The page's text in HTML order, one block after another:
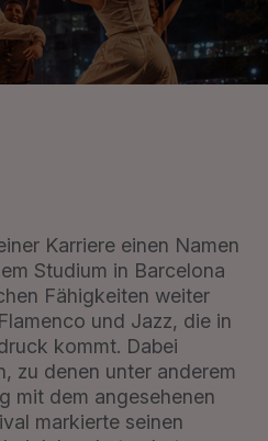
Karriere einen Namen
Studium in Barcelona
Fähigkeiten weiter
und Jazz, die in
kommt. Dabei
zu denen unter anderem
mit dem angesehenen
markierte seinen